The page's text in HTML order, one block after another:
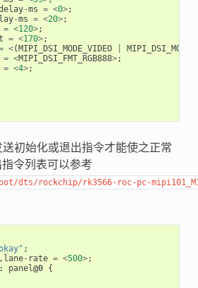
-ms = <0>;
-ms = <20>;
= <120>;
= <170>;
<( MIPI_DSI_MODE_VIDEO
= <MIPI_DSI_FMT_RGB888>;
= <4>;
初始化或退出指令才能使之正常
令列表可以参考
dts/rockchip/rk3566-roc-pc-
;
lane- rate = <500>;
: panel@0 {